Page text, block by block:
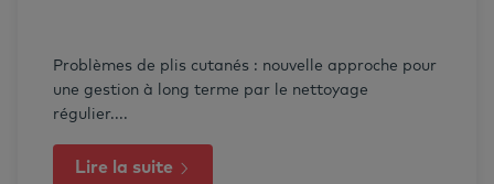
Problèmes de plis cutanés : nouvelle approche pour
une gestion à long terme par le nettoyage
régulier....
Lire la suite